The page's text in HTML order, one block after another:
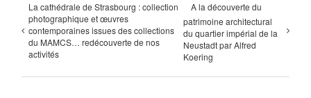
La cathédrale de Strasbourg : collection
photographique et œuvres
contemporaines issues des collections
du MAMCS… redécouverte de nos
activités
A la découverte du
patrimoine architectural
du quartier impérial de la
Neustadt par Alfred
Koering